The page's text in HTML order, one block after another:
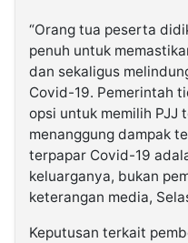
“Orang tua peserta
penuh untuk
dan sekaligus
Covid-19. Pemerintah
opsi untuk memilih PJJ
menanggung dampak
terpapar Covid-19
keluarganya, bukan
keterangan media,
Keputusan terkait